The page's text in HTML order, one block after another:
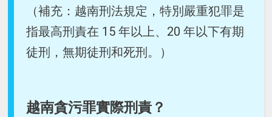
（補充：越南刑法規定，特別嚴重犯罪是
指最高刑責在 15 年以上、20 年以下有期
徒刑，無期徒刑和死刑。）
越南貪污罪實際刑責？